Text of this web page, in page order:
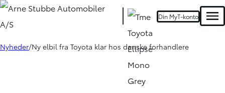
Din MyT-konto
Nyheder Ny elbil fra Toyota klar hos danske forhandlere